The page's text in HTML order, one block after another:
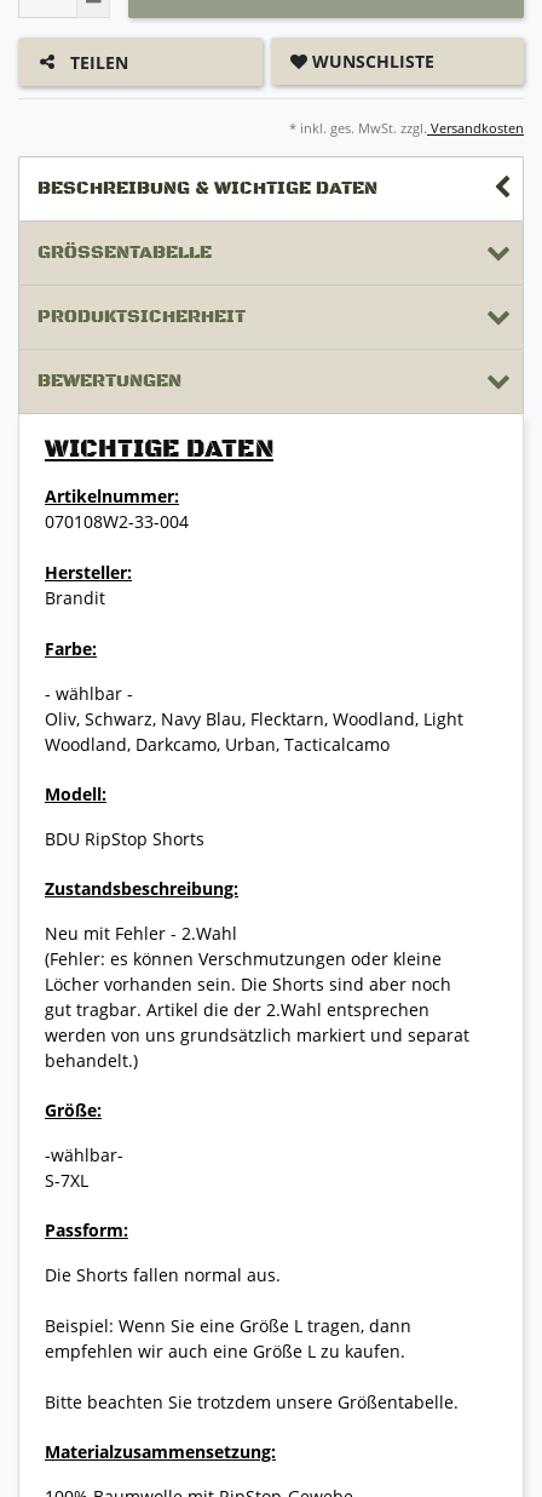
TEILEN WUNSCHLISTE
* inkl. ges. MwSt. zzgl. Versandkosten
BESCHREIBUNG & WICHTIGE DATEN
GRÖSSENTABELLE
PRODUKTSICHERHEIT
BEWERTUNGEN
WICHTIGE DATEN
Artikelnummer:
070108W2-33-004
Hersteller:
Brandit
Farbe:
- wählbar -
Oliv, Schwarz, Navy Blau, Flecktarn, Woodland, Light
Woodland, Darkcamo, Urban, Tacticalcamo
Modell:
BDU RipStop Shorts
Zustandsbeschreibung:
Neu mit Fehler - 2.Wahl
(Fehler: es können Verschmutzungen oder kleine
Löcher vorhanden sein. Die Shorts sind aber noch
gut tragbar. Artikel die der 2.Wahl entsprechen
werden von uns grundsätzlich markiert und separat
behandelt.)
Größe:
-wählbar-
S-7XL
Passform:
Die Shorts fallen normal aus.
Beispiel: Wenn Sie eine Größe L tragen, dann
empfehlen wir auch eine Größe L zu kaufen.
Bitte beachten Sie trotzdem unsere Größentabelle.
Materialzusammensetzung: